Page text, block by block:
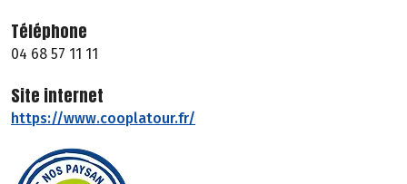
Téléphone
04 68 57 11 11
Site internet
https://www.cooplatour.fr/